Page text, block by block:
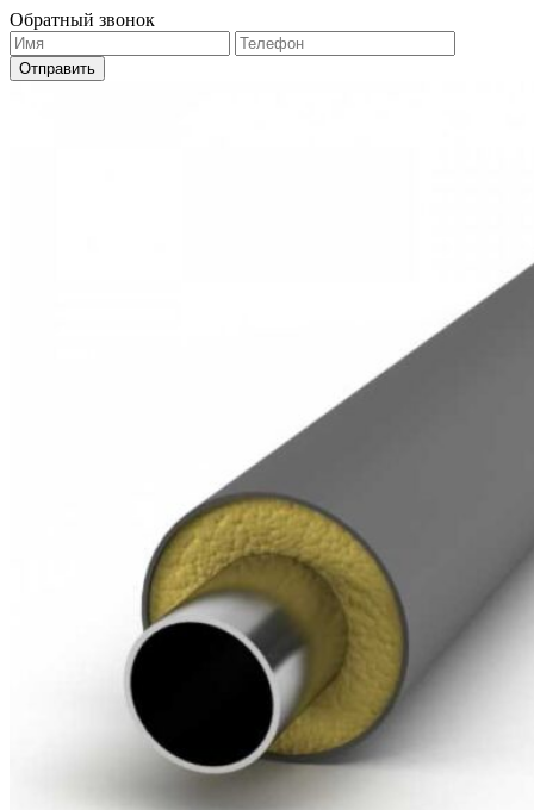
Обратный звонок